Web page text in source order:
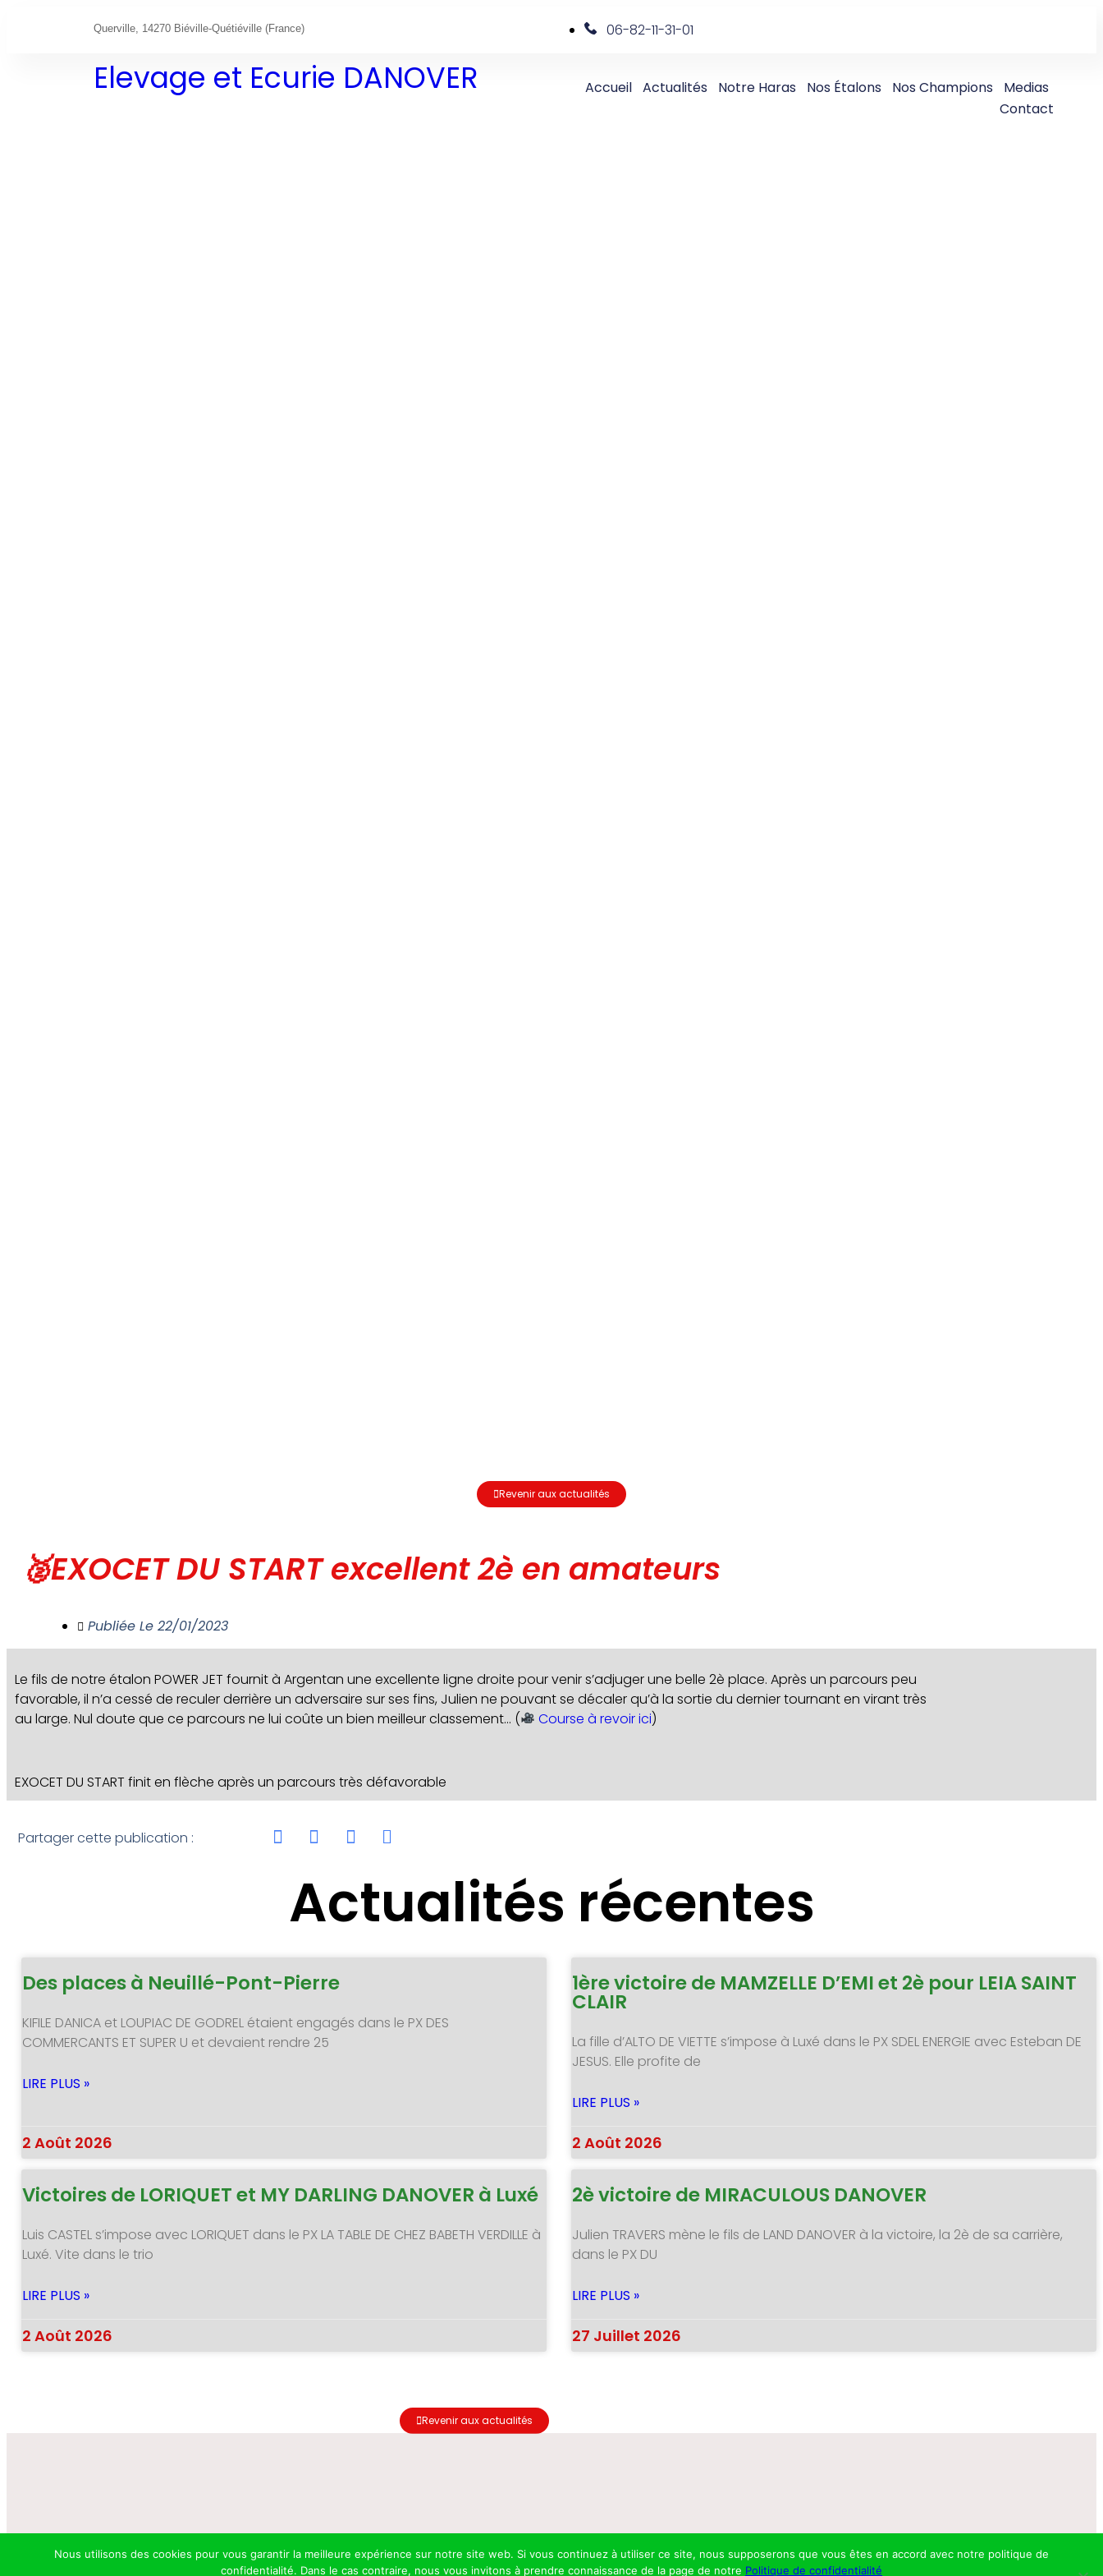
Querville, 14270 Biéville-Quétiéville (France) 06-82-11-31-01
Elevage et Ecurie DANOVER Accueil Actualités Notre Haras Nos Étalons Nos Champions
Medias
Contact
Revenir aux actualités
🥈EXOCET DU START excellent 2è en amateurs
Publiée Le 22/01/2023
Le fils de notre étalon POWER JET fournit à Argentan une excellente ligne droite pour venir s’adjuger une belle 2è place. Après un parcours peu
favorable, il n’a cessé de reculer derrière un adversaire sur ses fins, Julien ne pouvant se décaler qu’à la sortie du dernier tournant en virant très
au large. Nul doute que ce parcours ne lui coûte un bien meilleur classement… (
Course à revoir ici)
EXOCET DU START finit en flèche après un parcours très défavorable
Partager cette publication :
Actualités récentes
Des places à Neuillé-Pont-Pierre
KIFILE DANICA et LOUPIAC DE GODREL étaient engagés dans le PX DES
COMMERCANTS ET SUPER U et devaient rendre 25
LIRE PLUS »
2 Août 2026
1ère victoire de MAMZELLE D’EMI et 2è pour LEIA SAINT
CLAIR
La fille d’ALTO DE VIETTE s’impose à Luxé dans le PX SDEL ENERGIE avec Esteban DE
JESUS. Elle profite de
LIRE PLUS »
2 Août 2026
Victoires de LORIQUET et MY DARLING DANOVER à Luxé
Luis CASTEL s’impose avec LORIQUET dans le PX LA TABLE DE CHEZ BABETH VERDILLE à
Luxé. Vite dans le trio
LIRE PLUS »
2 Août 2026
2è victoire de MIRACULOUS DANOVER
Julien TRAVERS mène le fils de LAND DANOVER à la victoire, la 2è de sa carrière,
dans le PX DU
LIRE PLUS »
27 Juillet 2026
Revenir aux actualités
Nous utilisons des cookies pour vous garantir la meilleure expérience sur notre site web. Si vous continuez à utiliser ce site, nous supposerons que vous êtes en accord avec notre politique de
confidentialité. Dans le cas contraire, nous vous invitons à prendre connaissance de la page de notre Politique de confidentialité